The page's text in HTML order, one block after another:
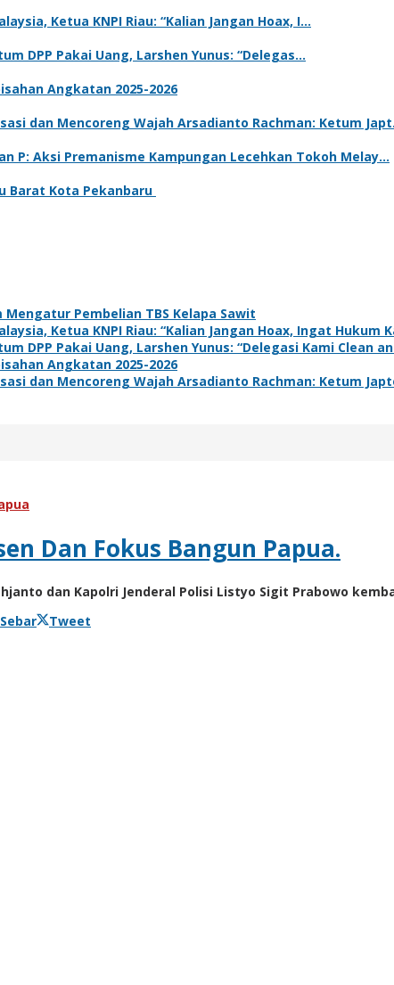
Ketua KNPI Riau: “Kalian Jangan Hoax, I…
DPP Pakai Uang, Larshen Yunus: “Delegas…
Angkatan 2025-2026
dan Mencoreng Wajah Arsadianto Rachman: Ketum
P: Aksi Premanisme Kampungan Lecehkan Tokoh Melay…
Barat Kota Pekanbaru
Pembelian TBS Kelapa Sawit
Ketua KNPI Riau: “Kalian Jangan Hoax, Ingat Hukum
DPP Pakai Uang, Larshen Yunus: “Delegasi Kami Clean
Angkatan 2025-2026
dan Mencoreng Wajah Arsadianto Rachman: Ketum
Dan Fokus Bangun Papua.
dan Kapolri Jenderal Polisi Listyo Sigit Prabowo
Sebar
Tweet